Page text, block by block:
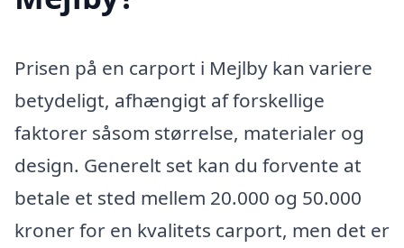
Prisen på en carport i Mejlby kan variere
betydeligt, afhængigt af forskellige
faktorer såsom størrelse, materialer og
design. Generelt set kan du forvente at
betale et sted mellem 20.000 og 50.000
kroner for en kvalitets carport, men det er